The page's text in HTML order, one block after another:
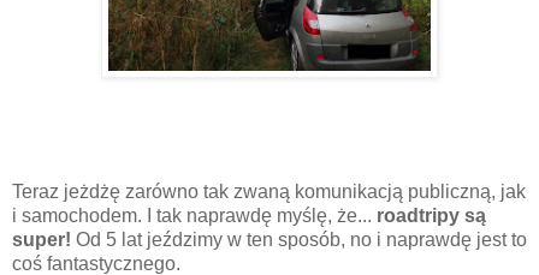
Teraz jeżdżę zarówno tak zwaną komunikacją publiczną, jak
i samochodem. I tak naprawdę myślę, że... roadtripy są
super! Od 5 lat jeździmy w ten sposób, no i naprawdę jest to
coś fantastycznego.